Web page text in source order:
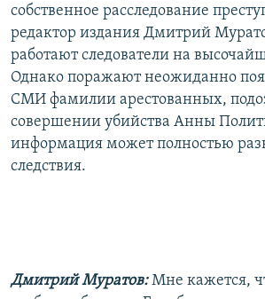
собственное расследование
редактор издания Дмитрий
работают следователи на
Однако поражают неожиданно
СМИ фамилии арестованных,
совершении убийства Анны
информация может полностью
следствия.
Дмитрий Муратов: Мне кажется,